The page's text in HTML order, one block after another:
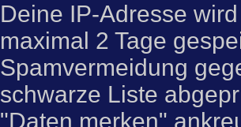
Deine IP-Adresse
maximal 2 Tage
Spamvermeidung
schwarze Liste
"Daten merken"